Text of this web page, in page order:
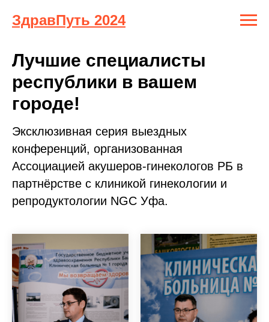
ЗдравПуть 2024
Лучшие специалисты
республики в вашем
городе!
Эксклюзивная серия выездных
конференций, организованная
Ассоциацией акушеров-гинекологов РБ в
партнёрстве с клиникой гинекологии и
репродуктологии NGC Уфа.